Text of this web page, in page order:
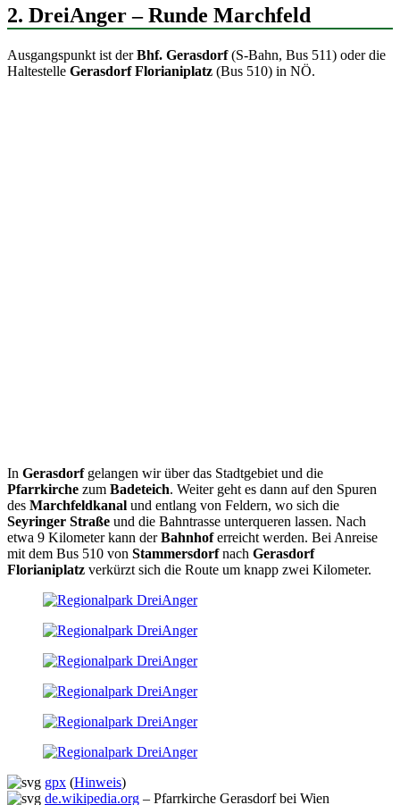
2. DreiAnger – Runde Marchfeld
Ausgangspunkt ist derBhf. Gerasdorf(S-Bahn, Bus 511) oder die
Haltestelle Gerasdorf Florianiplatz (Bus 510) in NÖ.
In Gerasdorfgelangen wir über das Stadtgebiet und die
Pfarrkirche zum Badeteich. Weiter geht es dann auf den Spuren
des Marchfeldkanal und entlang von Feldern, wo sich die
Seyringer Straße und die Bahntrasse unterqueren lassen. Nach
etwa 9 Kilometer kann derBahnhoferreicht werden. Bei Anreise
mit dem Bus 510 von Stammersdorfnach Gerasdorf
Florianiplatz verkürzt sich die Route um knapp zwei Kilometer.
gpx (Hinweis)
de.wikipedia.org – Pfarrkirche Gerasdorf bei Wien